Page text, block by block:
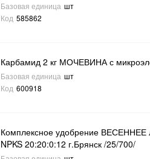
Базовая единица шт
Код 585862
Карбамид 2 кг МОЧЕВИНА с
Базовая единица шт
Код 600918
Комплексное удобрение ВЕСЕННЕЕ
NPKS 20:20:0:12 г.Брянск /25/700/